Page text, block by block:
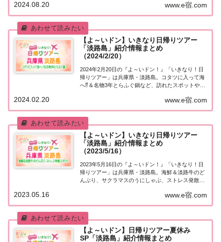
た情報をまとめました！「淡路島」日帰りツアー麒
麟・田村さんが街行く人にいきなり声をかけ、...
www.e宿.com
2024.08.20
【よ～いドン】いきなり日帰りツアー
「淡路島」紹介情報まとめ
（2024/2/20）
2024年2月20日の『よ～いドン！』「いきなり！日
帰りツアー」は兵庫県・淡路島。コタツに入って海
へ⁉＆名物3年とらふぐ鍋など、訪れたスポットや食
「兵庫県・淡路島」日帰りツアー麒麟・田村さんが
街行く人にいきなり声をかけ、そのまま日帰り...
www.e宿.com
2024.02.20
【よ～いドン】いきなり日帰りツアー
「淡路島」紹介情報まとめ
（2023/5/16）
2023年5月16日の『よ～いドン！』「いきなり！日
帰りツアー」は兵庫県・淡路島。海鮮＆淡路牛のど
んぶり、サクラマスのうにしゃぶ、ストレス発散ス
県・淡路島」日帰りツアー街行く人にいきなり声を
かけ、そのまま日帰りツアーにご招待する『いき...
www.e宿.com
2023.05.16
【よ～いドン】日帰りツアー夏休み
SP「淡路島」紹介情報まとめ